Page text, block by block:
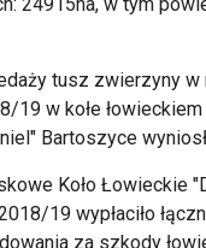
tusz zwierzyny w
19 w kołe
Bartoszyce
Koło Łowieckie
19 wypłaciło
za szkody